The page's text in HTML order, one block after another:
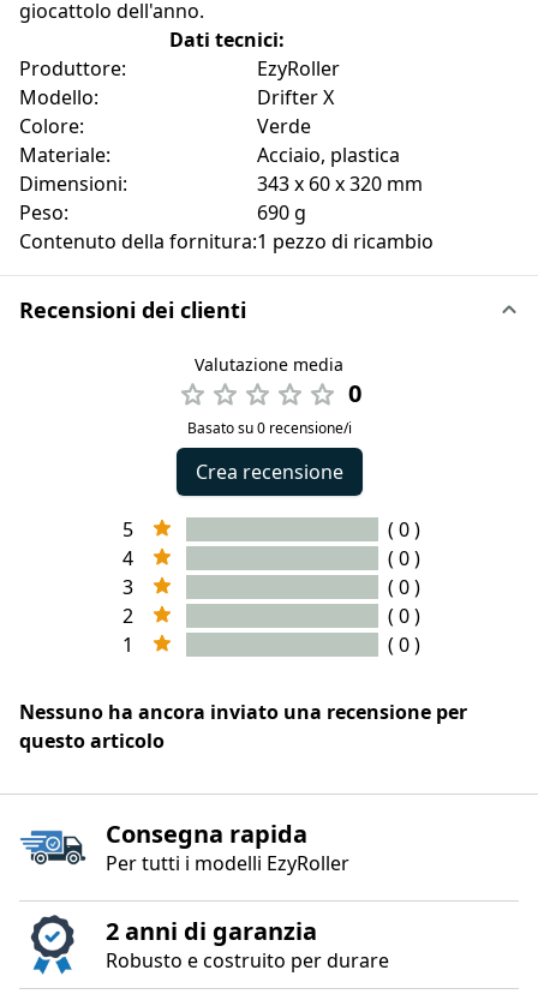
giocattolo dell'anno.
Dati tecnici:
Produttore:
EzyRoller
Modello:
Drifter X
Colore:
Verde
Materiale:
Acciaio, plastica
Dimensioni:
343 x 60 x 320 mm
Peso:
690 g
Contenuto della fornitura:1 pezzo di ricambio
Recensioni dei clienti
Valutazione media
0
Basato su 0 recensione/i
Crea recensione
5
( 0 )
4
( 0 )
3
( 0 )
2
( 0 )
1
( 0 )
Nessuno ha ancora inviato una recensione per
questo articolo
Consegna rapida
Per tutti i modelli EzyRoller
2 anni di garanzia
Robusto e costruito per durare